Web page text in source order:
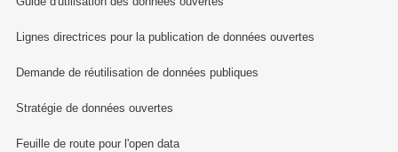
Lignes directrices pour la publication de données ouvertes
Demande de réutilisation de données publiques
Stratégie de données ouvertes
Feuille de route pour l'open data